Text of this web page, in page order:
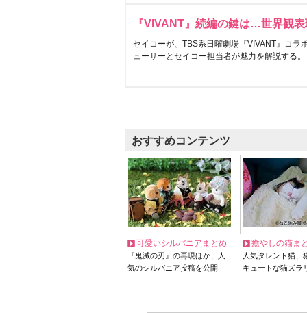
『VIVANT』続編の鍵は…世界観
セイコーが、TBS系日曜劇場『VIVANT』コラ
ューサーとセイコー担当者が魅力を解説する。
おすすめコンテンツ
可愛いシルバニアまとめ
『鬼滅の刃』の再現ほか、人
気のシルバニア投稿を公開
癒やしの猫ま
人気タレント猫
キュートな猫ズラ